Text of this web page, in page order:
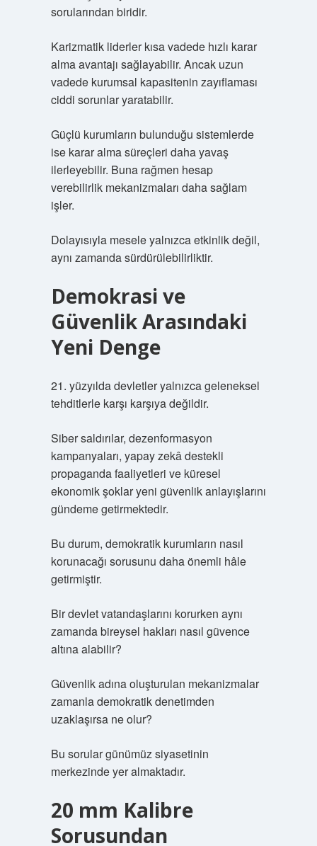
sorularından biridir.
Karizmatik liderler kısa vadede hızlı karar
alma avantajı sağlayabilir. Ancak uzun
vadede kurumsal kapasitenin zayıflaması
ciddi sorunlar yaratabilir.
Güçlü kurumların bulunduğu sistemlerde
ise karar alma süreçleri daha yavaş
ilerleyebilir. Buna rağmen hesap
verebilirlik mekanizmaları daha sağlam
işler.
Dolayısıyla mesele yalnızca etkinlik değil,
aynı zamanda sürdürülebilirliktir.
Demokrasi ve
Güvenlik Arasındaki
Yeni Denge
21. yüzyılda devletler yalnızca geleneksel
tehditlerle karşı karşıya değildir.
Siber saldırılar, dezenformasyon
kampanyaları, yapay zekâ destekli
propaganda faaliyetleri ve küresel
ekonomik şoklar yeni güvenlik anlayışlarını
gündeme getirmektedir.
Bu durum, demokratik kurumların nasıl
korunacağı sorusunu daha önemli hâle
getirmiştir.
Bir devlet vatandaşlarını korurken aynı
zamanda bireysel hakları nasıl güvence
altına alabilir?
Güvenlik adına oluşturulan mekanizmalar
zamanla demokratik denetimden
uzaklaşırsa ne olur?
Bu sorular günümüz siyasetinin
merkezinde yer almaktadır.
20 mm Kalibre
Sorusundan